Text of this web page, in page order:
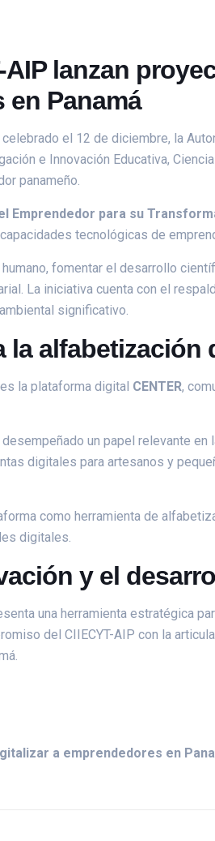
AIP lanzan
Panamá
el 12 de diciembre, la
e Innovación Educativa,
panameño.
Emprendedor para su
tecnológicas de
fomentar el desarrollo
La iniciativa cuenta con el
significativo.
la alfabetización
la plataforma digital CENTER,
un papel relevante
digitales para artesanos y
como herramienta de
digitales.
y el
una herramienta estratégica
del CIIECYT-AIP con la
a emprendedores en